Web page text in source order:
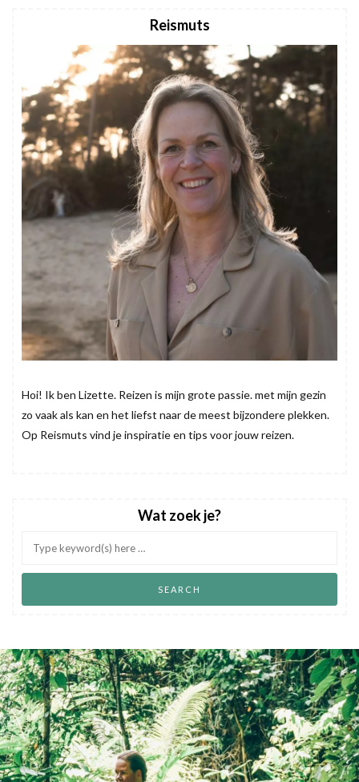
Reismuts
Hoi! Ik ben Lizette. Reizen is mijn grote passie. met mijn gezin
zo vaak als kan en het liefst naar de meest bijzondere plekken.
Op Reismuts vind je inspiratie en tips voor jouw reizen.
Wat zoek je?